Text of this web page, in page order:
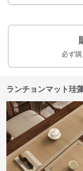
必ず
ランチョンマット珪